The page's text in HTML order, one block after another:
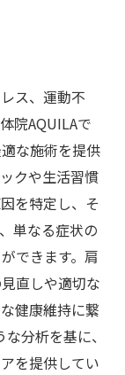
ス、運動不
院AQUILAで
な施術を提供
クや生活習慣
を特定し、そ
単なる症状の
できます。肩
直しや適切な
健康維持に繋
分析を基に、
を提供してい